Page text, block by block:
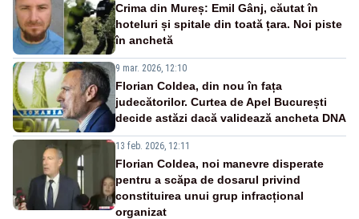
Crima din Mureș: Emil Gânj, căutat în
hoteluri și spitale din toată țara. Noi piste
în anchetă
9 mar. 2026, 12:10
Florian Coldea, din nou în fața
judecătorilor. Curtea de Apel București
decide astăzi dacă validează ancheta DNA
13 feb. 2026, 12:11
Florian Coldea, noi manevre disperate
pentru a scăpa de dosarul privind
constituirea unui grup infracțional
organizat